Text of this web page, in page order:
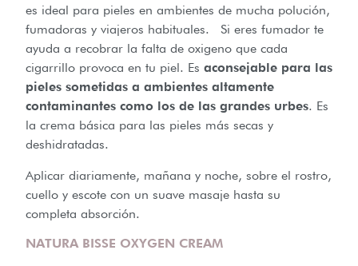
es ideal para pieles en ambientes de mucha polución,
fumadoras y viajeros habituales. Si eres fumador te
ayuda a recobrar la falta de oxigeno que cada
cigarrillo provoca en tu piel. Es aconsejable para las
pieles sometidas a ambientes altamente
contaminantes como los de las grandes urbes. Es
la crema básica para las pieles más secas y
deshidratadas.
Aplicar diariamente, mañana y noche, sobre el rostro,
cuello y escote con un suave masaje hasta su
completa absorción.
NATURA BISSE OXYGEN CREAM